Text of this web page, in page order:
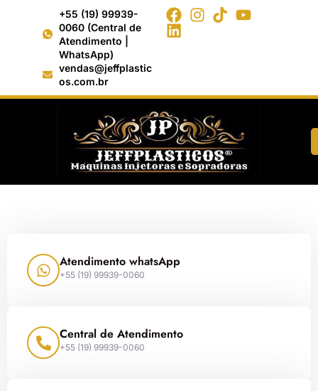
+55 (19) 99939-
0060 (Central de
Atendimento |
WhatsApp)
vendas@jeffplastic
os.com.br
Atendimento whatsApp
+55 (19) 99939-0060
Central de Atendimento
+55 (19) 99939-0060